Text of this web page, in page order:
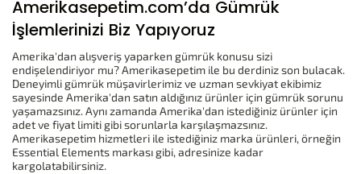
Amerikasepetim.com’da Gümrük
İşlemlerinizi Biz Yapıyoruz
Amerika'dan alışveriş yaparken gümrük konusu sizi
endişelendiriyor mu? Amerikasepetim ile bu derdiniz son bulacak.
Deneyimli gümrük müşavirlerimiz ve uzman sevkiyat ekibimiz
sayesinde Amerika'dan satın aldığınız ürünler için gümrük sorunu
yaşamazsınız. Aynı zamanda Amerika'dan istediğiniz ürünler için
adet ve fiyat limiti gibi sorunlarla karşılaşmazsınız.
Amerikasepetim hizmetleri ile istediğiniz marka ürünleri, örneğin
Essential Elements markası gibi, adresinize kadar
kargolatabilirsiniz.